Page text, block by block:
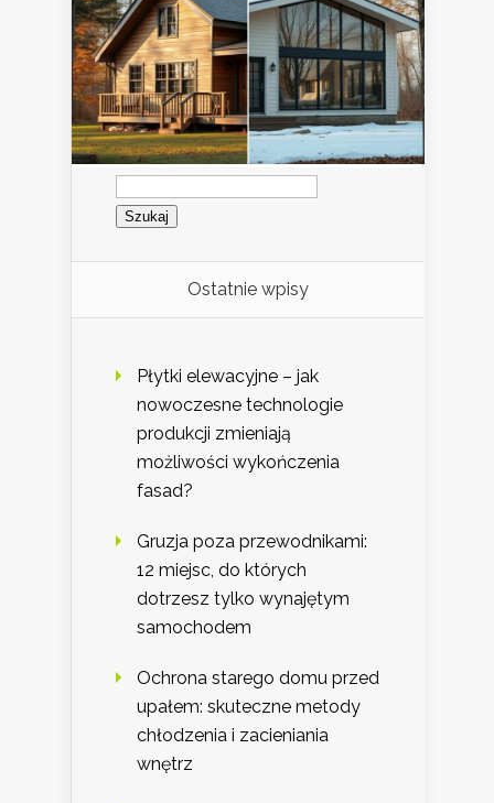
Szukaj:
Ostatnie wpisy
Płytki elewacyjne – jak
nowoczesne technologie
produkcji zmieniają
możliwości wykończenia
fasad?
Gruzja poza przewodnikami:
12 miejsc, do których
dotrzesz tylko wynajętym
samochodem
Ochrona starego domu przed
upałem: skuteczne metody
chłodzenia i zacieniania
wnętrz